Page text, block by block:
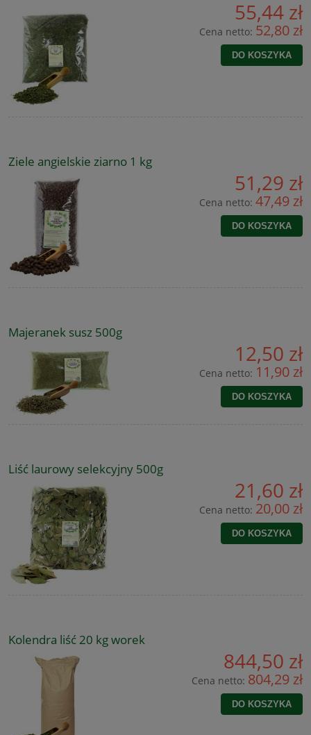
55,44 zł
Cena netto: 52,80 zł
DO KOSZYKA
Ziele angielskie ziarno 1 kg
51,29 zł
Cena netto: 47,49 zł
DO KOSZYKA
Majeranek susz 500g
12,50 zł
Cena netto: 11,90 zł
DO KOSZYKA
Liść laurowy selekcyjny 500g
21,60 zł
Cena netto: 20,00 zł
DO KOSZYKA
Kolendra liść 20 kg worek
844,50 zł
Cena netto: 804,29 zł
DO KOSZYKA